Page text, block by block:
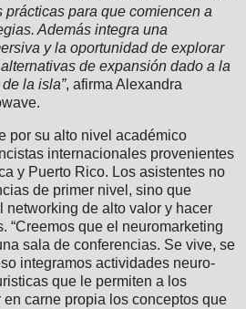
prácticas para que comiencen a
Además integra una
y la oportunidad de explorar
de expansión dado a la
la isla”, afirma Alexandra
por su alto nivel académico
internacionales provenientes
y Puerto Rico. Los asistentes no
de primer nivel, sino que
de alto valor y hacer
“Creemos que el neuromarketing
sala de conferencias. Se vive, se
integramos actividades neuro-
que le permiten a los
carne propia los conceptos que